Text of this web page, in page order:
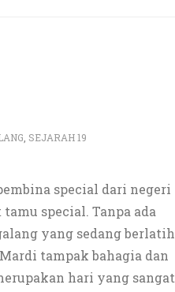
SEJARAH 19
special dari negeri
special. Tanpa ada
yang sedang berlatih
tampak bahagia dan
hari yang sangat